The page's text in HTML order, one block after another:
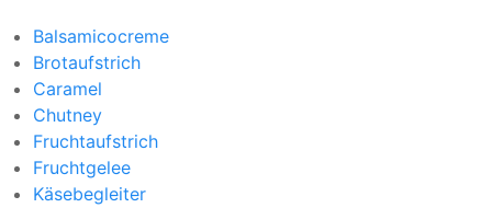
Balsamicocreme
Brotaufstrich
Caramel
Chutney
Fruchtaufstrich
Fruchtgelee
Käsebegleiter